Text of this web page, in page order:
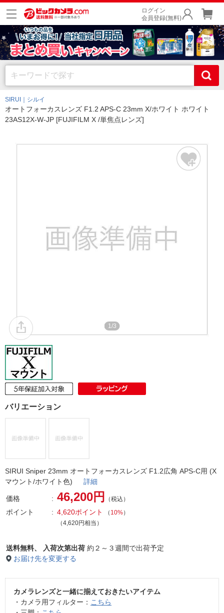
ログイン
会員登録(無料)
SIRUI｜シルイ
オートフォーカスレンズ F1.2 APS-C 23mm X/ホワイト ホワイト
23AS12X-W-JP [FUJIFILM X /単焦点レンズ]
1/3
バリエーション
SIRUI Sniper 23mm オートフォーカスレンズ F1.2広角 APS-C用 (X
マウント/ホワイト色) 詳細
価格 46,200円 （税込）
ポイント 4,620ポイント （ 10%）
（4,620円相当）
送料無料、 入荷次第出荷 約２～３週間で出荷予定
お届け先を変更する
カメラレンズと一緒に揃えておきたいアイテム
・カメラ用フィルター： こちら